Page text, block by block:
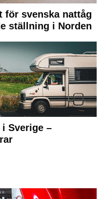
för svenska nattåg
ställning i Norden
Sverige –